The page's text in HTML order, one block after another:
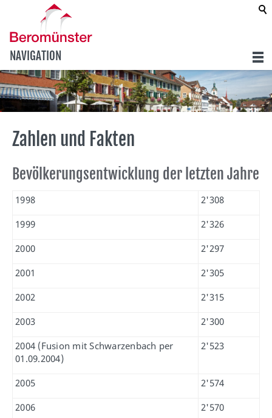
NAVIGATION
Zahlen und Fakten
Bevölkerungsentwicklung der letzten Jahre
1998
2'308
1999
2'326
2000
2'297
2001
2'305
2002
2'315
2003
2'300
2004 (Fusion mit Schwarzenbach per
01.09.2004)
2'523
2005
2'574
2006
2'570